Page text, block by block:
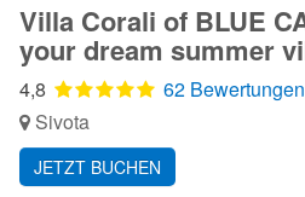
Villa Corali of BLUE
your dream summer
4,8
62 Bewertungen
Sivota
JETZT BUCHEN